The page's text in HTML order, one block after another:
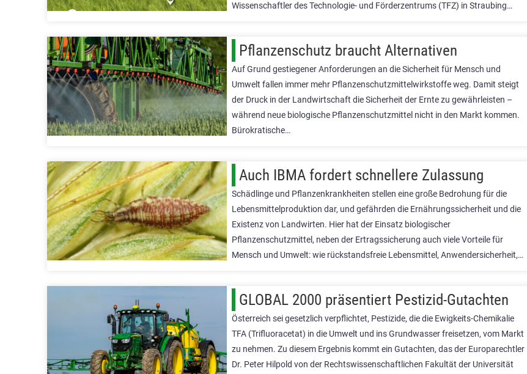
Wissenschaftler des Technologie- und Förderzentrums (TFZ) in Straubing…
Pflanzenschutz braucht Alternativen
Auf Grund gestiegener Anforderungen an die Sicherheit für Mensch und
Umwelt fallen immer mehr Pflanzenschutzmittelwirkstoffe weg. Damit steigt
der Druck in der Landwirtschaft die Sicherheit der Ernte zu gewährleisten –
während neue biologische Pflanzenschutzmittel nicht in den Markt kommen.
Bürokratische…
Auch IBMA fordert schnellere Zulassung
Schädlinge und Pflanzenkrankheiten stellen eine große Bedrohung für die
Lebensmittelproduktion dar, und gefährden die Ernährungssicherheit und die
Existenz von Landwirten. Hier hat der Einsatz biologischer
Pflanzenschutzmittel, neben der Ertragssicherung auch viele Vorteile für
Mensch und Umwelt: wie rückstandsfreie Lebensmittel, Anwendersicherheit,…
GLOBAL 2000 präsentiert Pestizid-Gutachten
Österreich sei gesetzlich verpflichtet, Pestizide, die die Ewigkeits-Chemikalie
TFA (Trifluoracetat) in die Umwelt und ins Grundwasser freisetzen, vom Markt
zu nehmen. Zu diesem Ergebnis kommt ein Gutachten, das der Europarechtler
Dr. Peter Hilpold von der Rechtswissenschaftlichen Fakultät der Universität